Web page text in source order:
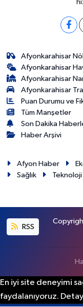
Afyonkarahisar
Afyonkarahisar
Afyonkarahisar
Afyonkarahisar
Puan Durumu ve
Tüm Manşetler
Son Dakika
Haber Arşivi
Afyon Haber
Sağlık
Teknoloji
RSS
En iyi site deneyimi
faydalanıyoruz.